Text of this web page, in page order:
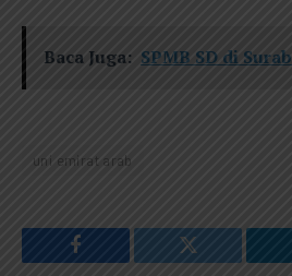
Baca Juga: SPMB SD di
uni emirat arab
Facebook Twitter